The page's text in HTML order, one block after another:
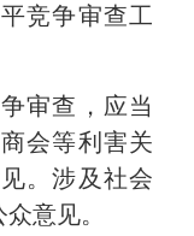
竞争审查工
查，应当
会等利害关
。涉及社会
意见。